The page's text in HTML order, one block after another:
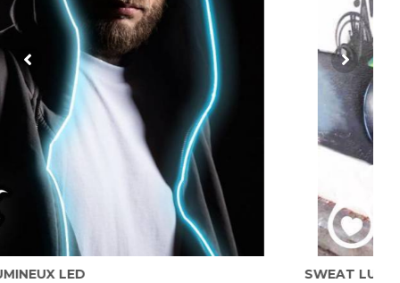
SWEAT LUMINEUX MESSAGE LED, 8 COLORIS